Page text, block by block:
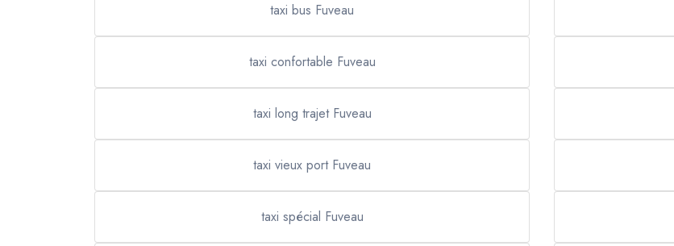
taxi bus Fuveau
taxi confortable Fuveau
taxi long trajet Fuveau
taxi vieux port Fuveau
taxi spécial Fuveau